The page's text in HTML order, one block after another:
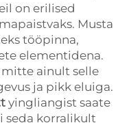
on erilised
Musta
tööpinna,
elementidena.
ainult selle
ja pikk eluiga.
yingliangist saate
seda korralikult